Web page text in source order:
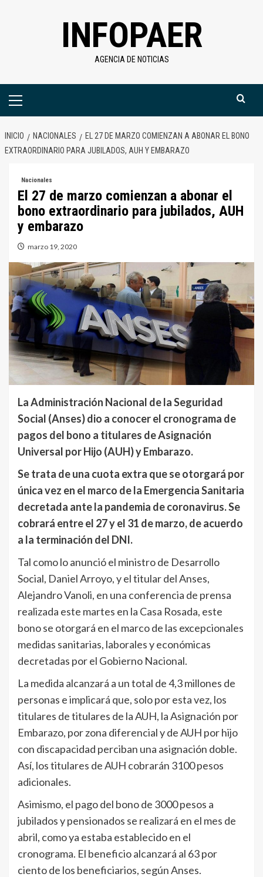
INFOPAER
AGENCIA DE NOTICIAS
Menú
INICIO NACIONALES
EL 27 DE MARZO COMIENZAN A ABONAR EL BONO
EXTRAORDINARIO PARA JUBILADOS, AUH Y EMBARAZO
Nacionales
El 27 de marzo comienzan a abonar el
bono extraordinario para jubilados, AUH
y embarazo
marzo 19, 2020
La Administración Nacional de la Seguridad
Social (Anses) dio a conocer el cronograma de
pagos del bono a titulares de Asignación
Universal por Hijo (AUH) y Embarazo.
Se trata de una cuota extra que se otorgará por
única vez en el marco de la Emergencia Sanitaria
decretada ante la pandemia de coronavirus. Se
cobrará entre el 27 y el 31 de marzo, de acuerdo
a la terminación del DNI.
Tal como lo anunció el ministro de Desarrollo
Social, Daniel Arroyo, y el titular del Anses,
Alejandro Vanoli, en una conferencia de prensa
realizada este martes en la Casa Rosada, este
bono se otorgará en el marco de las excepcionales
medidas sanitarias, laborales y económicas
decretadas por el Gobierno Nacional.
La medida alcanzará a un total de 4,3 millones de
personas e implicará que, solo por esta vez, los
titulares de titulares de la AUH, la Asignación por
Embarazo, por zona diferencial y de AUH por hijo
con discapacidad perciban una asignación doble.
Así, los titulares de AUH cobrarán 3100 pesos
adicionales.
Asimismo, el pago del bono de 3000 pesos a
jubilados y pensionados se realizará en el mes de
abril, como ya estaba establecido en el
cronograma. El beneficio alcanzará al 63 por
ciento de los beneficiarios, según Anses.